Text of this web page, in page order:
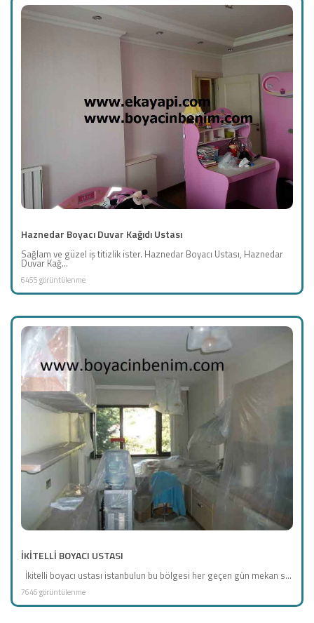
Haznedar Boyacı Duvar Kağıdı Ustası
Sağlam ve güzel iş titizlik ister. Haznedar Boyacı Ustası, Haznedar
Duvar Kağ...
6455 görüntülenme
İKİTELLİ BOYACI USTASI
İkitelli boyacı ustası istanbulun bu bölgesi her geçen gün mekan s...
7646 görüntülenme